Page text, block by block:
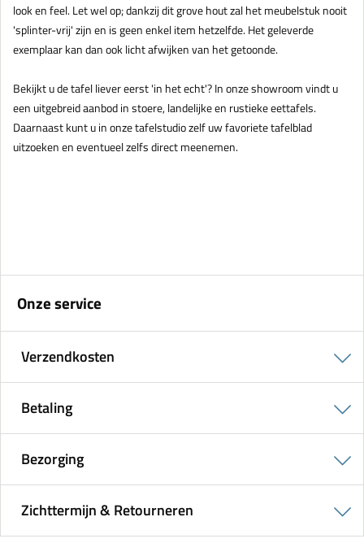
look en feel. Let wel op; dankzij dit grove hout zal het meubelstuk nooit
'splinter-vrij' zijn en is geen enkel item hetzelfde. Het geleverde
exemplaar kan dan ook licht afwijken van het getoonde.
Bekijkt u de tafel liever eerst 'in het echt'? In onze showroom vindt u
een uitgebreid aanbod in stoere, landelijke en rustieke eettafels.
Daarnaast kunt u in onze tafelstudio zelf uw favoriete tafelblad
uitzoeken en eventueel zelfs direct meenemen.
Onze service
Verzendkosten
Betaling
Bezorging
Zichttermijn & Retourneren